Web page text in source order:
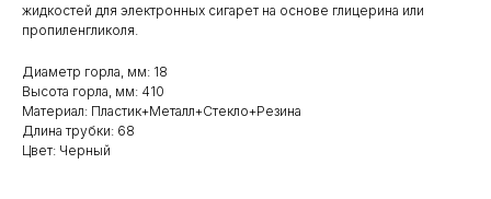
жидкостей для электронных сигарет на основе глицерина или
пропиленгликоля.
Диаметр горла, мм: 18
Высота горла, мм: 410
Материал: Пластик+Металл+Стекло+Резина
Длина трубки: 68
Цвет: Черный